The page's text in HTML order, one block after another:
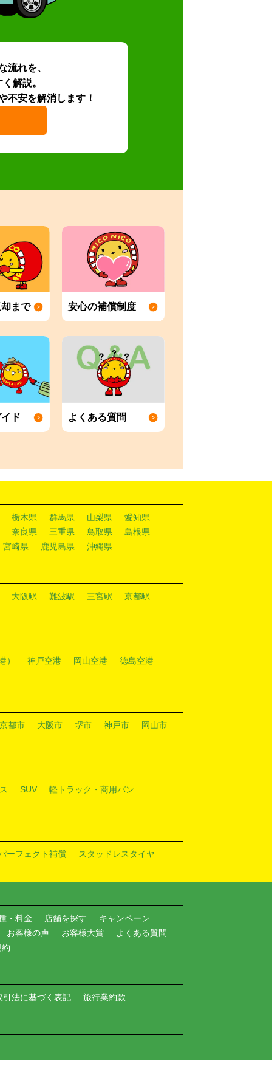
流れを、
解説。
不安を解消します！
まで 安心の補償制度
ド よくある質問
栃木県 群馬県 山梨県
愛知県
奈良県
三重県 鳥取県
島根県
宮崎県
鹿児島県 沖縄県
大阪駅 難波駅 三宮駅 京都駅
） 神戸空港 岡山空港 徳島空港
京都市 大阪市 堺市 神戸市 岡山市
SUV 軽トラック・商用バン
ーフェクト補償 スタッドレスタイヤ
・料金 店舗を探す
キャンペーン
お客様の声
お客様大賞
よくある質問
引法に基づく表記 旅行業約款